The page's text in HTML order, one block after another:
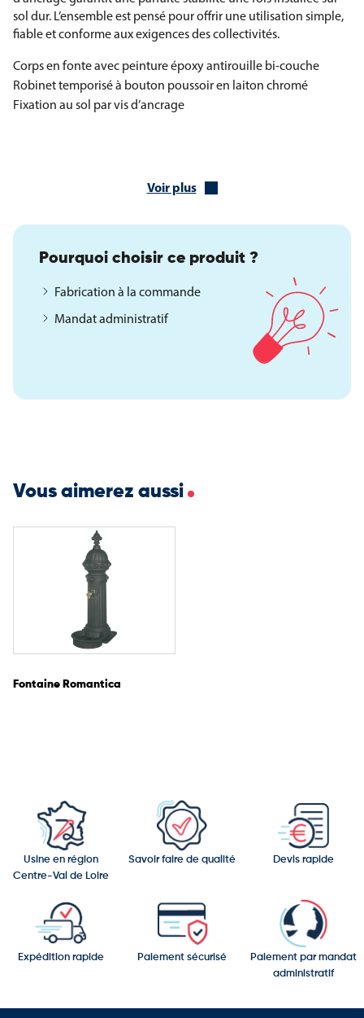
sol dur. L’ensemble est pensé pour offrir une utilisation simple,
fiable et conforme aux exigences des collectivités.
Corps en fonte avec peinture époxy antirouille bi-couche
Robinet temporisé à bouton poussoir en laiton chromé
Fixation au sol par vis d’ancrage
implantation stable et durable dans les espaces publics.
Diamètre : 340 mm
Profondeur : 569 mm
Hauteur totale : 1380 mm
Poids : 117 kg
Cette fontaine en fonte constitue une solution pérenne pour
l’accès à l’eau potable en extérieur, en associant robustesse,
hygiène et intégration soignée dans l’environnement urbain.
Voir plus
Pourquoi choisir ce produit ?
Fabrication à la commande
Mandat administratif
Vous aimerez aussi
Fontaine Romantica
Usine en région
Centre-Val de Loire
Savoir faire de qualité Devis rapide
Expédition rapide Paiement sécurisé
Paiement par mandat
administratif